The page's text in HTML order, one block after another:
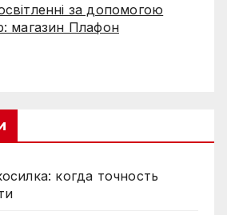
за допомогою
магазин Плафон
когда точность